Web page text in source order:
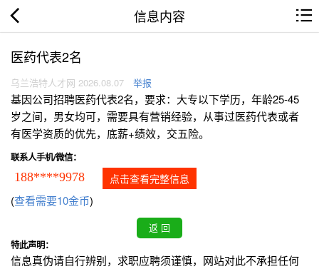
信息内容
医药代表2名
乌兰浩特人才网 2026.08.07 举报
基因公司招聘医药代表2名，要求：大专以下学历，年龄25-45
岁之间，男女均可，需要具有营销经验，从事过医药代表或者
有医学资质的优先，底薪+绩效，交五险。
联系人手机/微信：
188****9978 点击查看完整信息
(查看需要10金币)
特此声明：
信息真伪请自行辨别，求职应聘须谨慎，网站对此不承担任何